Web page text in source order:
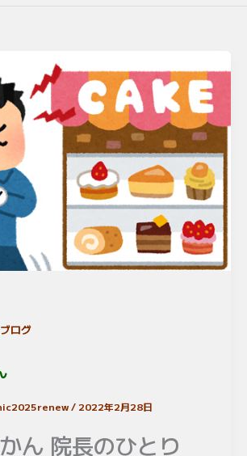
ログ
/ 2022年2月28日
ん 院長のひとり